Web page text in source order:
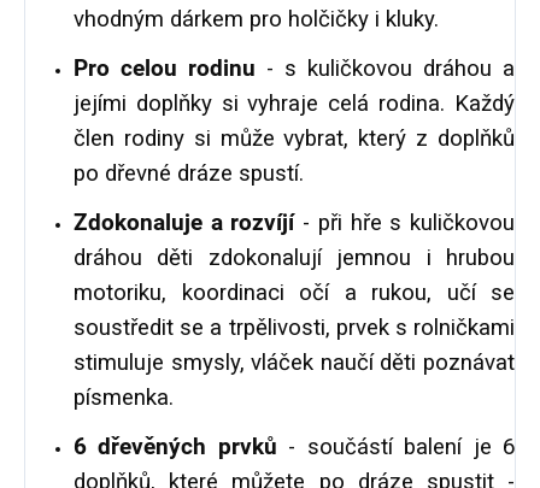
vhodným dárkem pro holčičky i kluky.
Pro celou rodinu - s kuličkovou dráhou a
jejími doplňky si vyhraje celá rodina. Každý
člen rodiny si může vybrat, který z doplňků
po dřevné dráze spustí.
Zdokonaluje a rozvíjí- při hře s kuličkovou
dráhou děti zdokonalují jemnou i hrubou
motoriku, koordinaci očí a rukou, učí se
soustředit se a trpělivosti, prvek s rolničkami
stimuluje smysly, vláček naučí děti poznávat
písmenka.
6 dřevěných prvků - součástí balení je 6
doplňků, které můžete po dráze spustit -